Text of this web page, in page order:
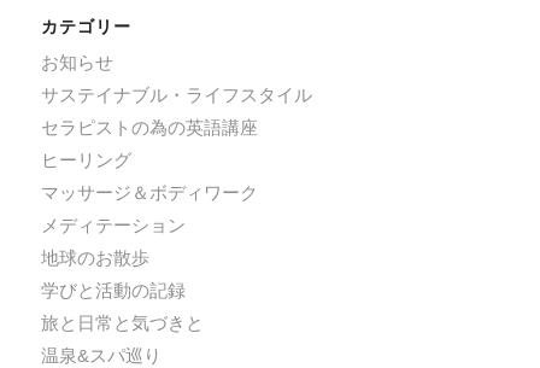
カテゴリー
お知らせ
サステイナブル・ライフスタイル
セラピストの為の英語講座
ヒーリング
マッサージ＆ボディワーク
メディテーション
地球のお散歩
学びと活動の記録
旅と日常と気づきと
温泉&スパ巡り